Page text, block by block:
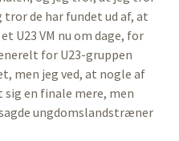
de har fundet ud af, at
U23 VM nu om dage, for
for U23-gruppen
men jeg ved, at nogle af
sig en finale mere, men
ungdomslandstræner